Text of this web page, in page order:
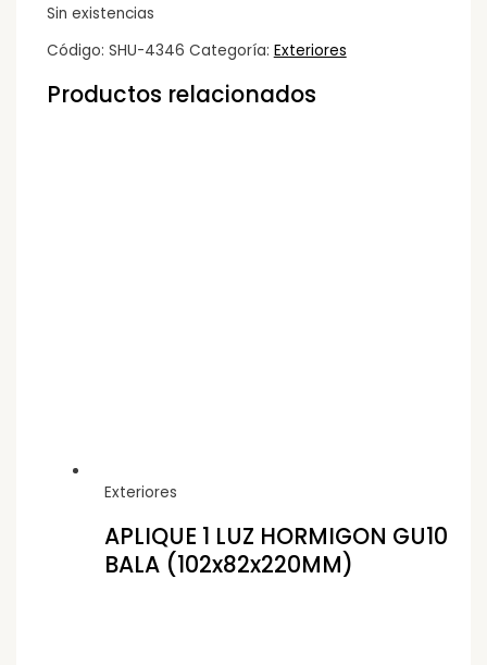
Sin existencias
Código: SHU-4346 Categoría: Exteriores
Productos relacionados
Exteriores
APLIQUE 1 LUZ HORMIGON GU10
BALA (102x82x220MM)